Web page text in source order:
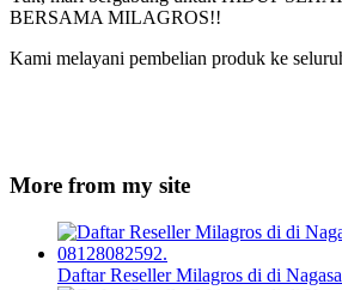
BERSAMA MILAGROS!!
Kami melayani pembelian produk ke
More from my site
Daftar Reseller Milagros di di